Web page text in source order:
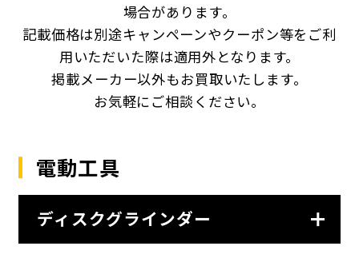
場合があります。
記載価格は別途キャンペーンやクーポン等をご利
用いただいた際は適用外となります。
掲載メーカー以外もお買取いたします。
お気軽にご相談ください。
電動工具
ディスクグラインダー